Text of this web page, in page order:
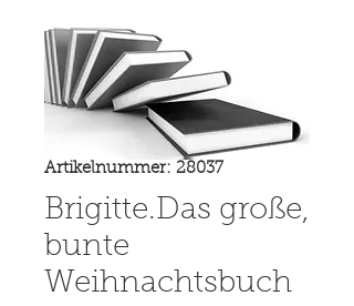
Artikelnummer: 28037
Brigitte.Das große,
bunte
Weihnachtsbuch